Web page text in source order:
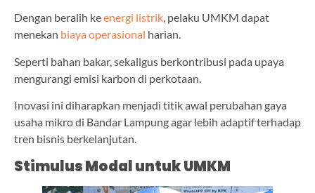
Dengan beralih keenergi listrik, pelaku UMKM dapat
menekan biaya operasional harian.
Seperti bahan bakar, sekaligus berkontribusi pada upaya
mengurangi emisi karbon di perkotaan.
Inovasi ini diharapkan menjadi titik awal perubahan gaya
usaha mikro di Bandar Lampung agar lebih adaptif terhadap
tren bisnis berkelanjutan.
Stimulus Modal untuk UMKM